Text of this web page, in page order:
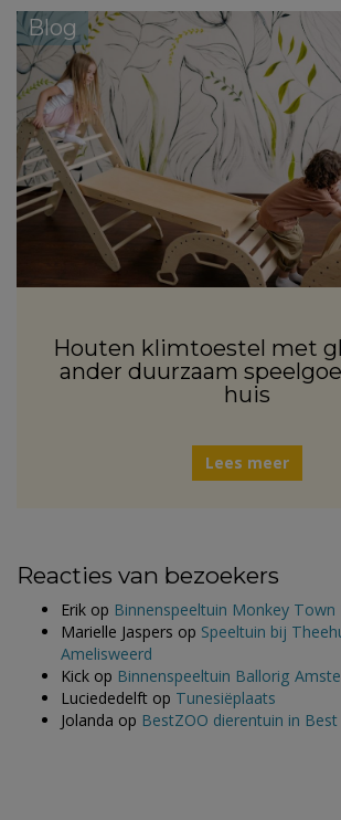
Blog
Houten klimtoestel met
ander duurzaam
huis
Lees meer
Reacties van bezoekers
Erik op Binnenspeeltuin Monkey Town
Marielle Jaspers op Speeltuin bij
Amelisweerd
Kick op Binnenspeeltuin Ballorig
Luciededelft op Tunesiëplaats
Jolanda op BestZOO dierentuin in Best